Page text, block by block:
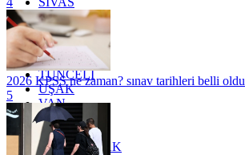
SİİRT
TEKİRDAĞ
TOKAT
TRABZON
TUNCELİ
UŞAK
VAN
YALOVA
YOZGAT
ZONGULDAK
2026 KPSS ne zaman? sınav tarihleri belli oldu
5